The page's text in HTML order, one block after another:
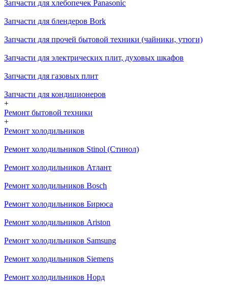
Запчасти для хлебопечек Panasonic
Запчасти для блендеров Bork
Запчасти для прочей бытовой техники (чайники, утюги)
Запчасти для электрических плит, духовых шкафов
Запчасти для газовых плит
Запчасти для кондиционеров
+
Ремонт бытовой техники
+
Ремонт холодильников
Ремонт холодильников Stinol (Стинол)
Ремонт холодильников Атлант
Ремонт холодильников Bosch
Ремонт холодильников Бирюса
Ремонт холодильников Ariston
Ремонт холодильников Samsung
Ремонт холодильников Siemens
Ремонт холодильников Норд